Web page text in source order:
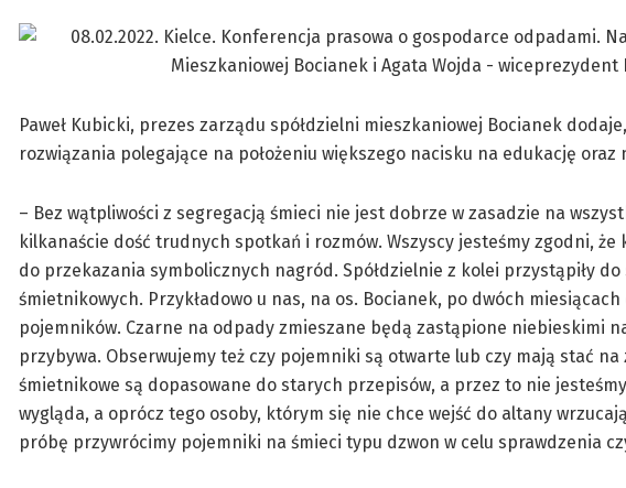
Paweł Kubicki, prezes zarządu spółdzielni mieszkaniowej Bocianek
rozwiązania polegające na położeniu większego nacisku na edukację
– Bez wątpliwości z segregacją śmieci nie jest dobrze w zasadzie na
kilkanaście dość trudnych spotkań i rozmów. Wszyscy jesteśmy zgodni,
do przekazania symbolicznych nagród. Spółdzielnie z kolei przystąpiły
śmietnikowych. Przykładowo u nas, na os. Bocianek, po dwóch
pojemników. Czarne na odpady zmieszane będą zastąpione niebieskimi
przybywa. Obserwujemy też czy pojemniki są otwarte lub czy mają stać
śmietnikowe są dopasowane do starych przepisów, a przez to nie
wygląda, a oprócz tego osoby, którym się nie chce wejść do altany
próbę przywrócimy pojemniki na śmieci typu dzwon w celu sprawdzenia